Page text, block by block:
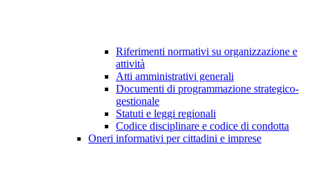
Riferimenti normativi su organizzazione e
attività
Atti amministrativi generali
Documenti di programmazione strategico-
gestionale
Statuti e leggi regionali
Codice disciplinare e codice di condotta
Oneri informativi per cittadini e imprese